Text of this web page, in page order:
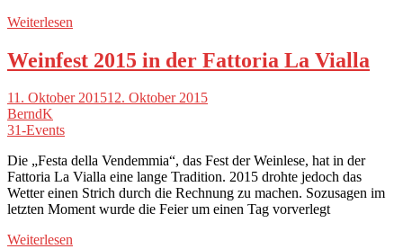
Weiterlesen
Weinfest 2015 in der Fattoria La Vialla
11. Oktober 201512. Oktober 2015
BerndK
31-Events
Die „Festa della Vendemmia“, das Fest der Weinlese, hat in der
Fattoria La Vialla eine lange Tradition. 2015 drohte jedoch das
Wetter einen Strich durch die Rechnung zu machen. Sozusagen im
letzten Moment wurde die Feier um einen Tag vorverlegt
Weiterlesen